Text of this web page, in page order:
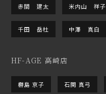
赤間 建太 米内山 祥子
千田 岳杜 中澤 真白
HF-AGE 高崎店
橳島 京子 石関 真弓